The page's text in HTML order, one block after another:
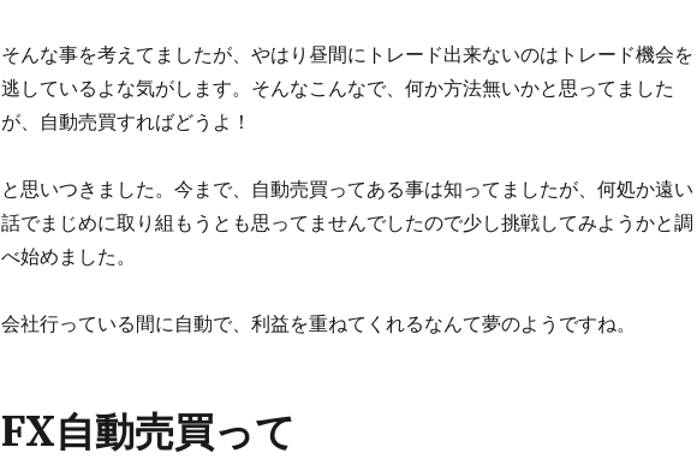
そんな事を考えてましたが、やはり昼間にトレード出来ないのはトレード機会を
逃しているよな気がします。そんなこんなで、何か方法無いかと思ってました
が、自動売買すればどうよ！
と思いつきました。今まで、自動売買ってある事は知ってましたが、何処か遠い
話でまじめに取り組もうとも思ってませんでしたので少し挑戦してみようかと調
べ始めました。
会社行っている間に自動で、利益を重ねてくれるなんて夢のようですね。
FX自動売買って